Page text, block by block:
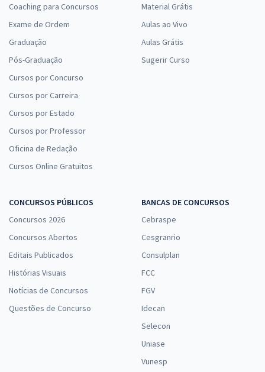
Coaching para Concursos
Exame de Ordem
Graduação
Pós-Graduação
Cursos por Concurso
Cursos por Carreira
Cursos por Estado
Cursos por Professor
Oficina de Redação
Cursos Online Gratuitos
Material Grátis
Aulas ao Vivo
Aulas Grátis
Sugerir Curso
CONCURSOS PÚBLICOS
Concursos 2026
Concursos Abertos
Editais Publicados
Histórias Visuais
Notícias de Concursos
Questões de Concurso
BANCAS DE CONCURSOS
Cebraspe
Cesgranrio
Consulplan
FCC
FGV
Idecan
Selecon
Uniase
Vunesp